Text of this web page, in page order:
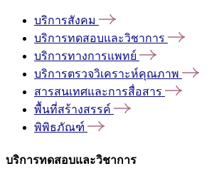
บริการสังคม
บริการทดสอบและวิชาการ
บริการทางการแพทย์
บริการตรวจวิเคราะห์คุณภาพ
สารสนเทศและการสื่อสาร
พื้นที่สร้างสรรค์
พิพิธภัณฑ์
บริการทดสอบและวิชาการ